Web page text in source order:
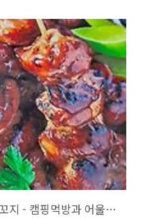
처음 구입해 봅니다 따로 해
구웠는데 금방 잘 익더라고요
캠핑 갈 때 가져갈 예정입니
인가? 해쉬브라운 옆에 스
달 볶는 건 제 전문입니다
노브랜드 - 숯불데리야끼 양념 닭꼬지 - 캠핑먹방과 어울리지만 집에서 먹었네요